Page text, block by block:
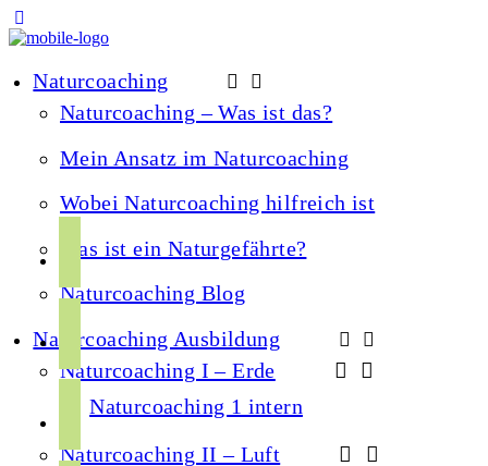
Naturcoaching
Naturcoaching – Was ist das?
Mein Ansatz im Naturcoaching
Wobei Naturcoaching hilfreich ist
Was ist ein Naturgefährte?
Naturcoaching Blog
Naturcoaching Ausbildung
Naturcoaching I – Erde
Naturcoaching 1 intern
Naturcoaching II – Luft
c
b
o
k
n
s
u